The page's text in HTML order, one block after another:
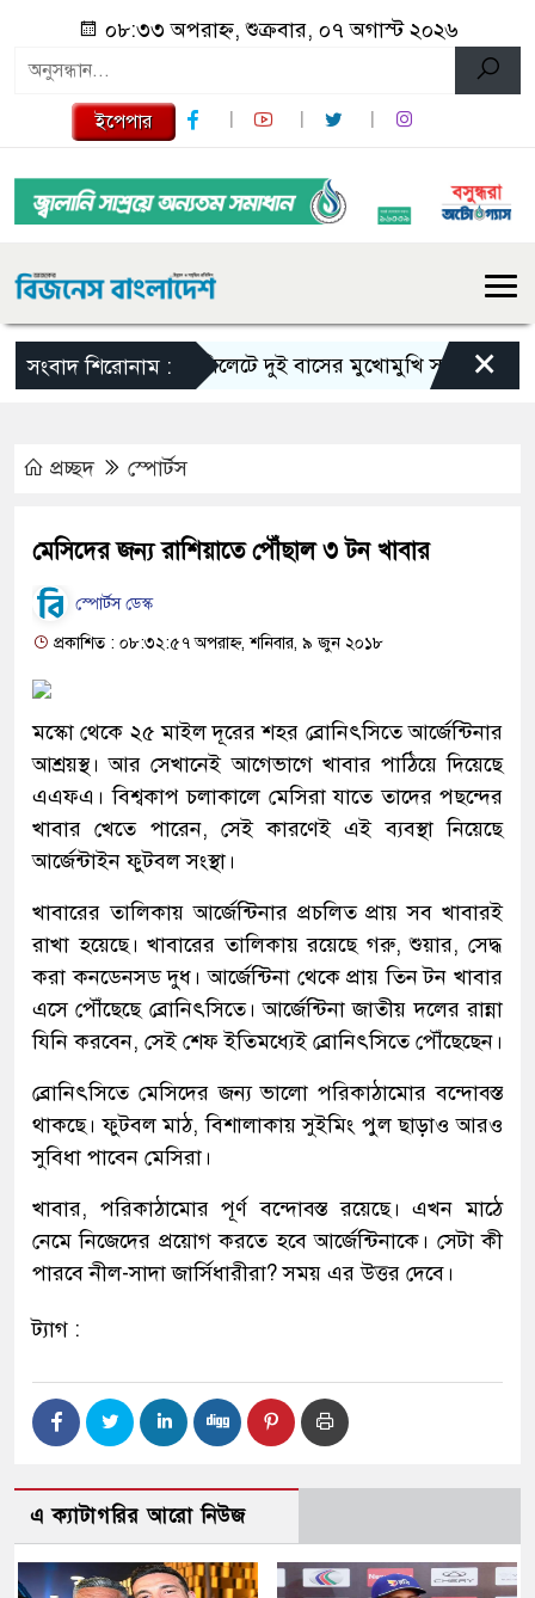
০৮:৩৩ অপরাহ্ন, শুক্রবার, ০৭ অগাস্ট ২০২৬
ইপেপার
সংবাদ শিরোনাম :সিলেটে দুই বাসের মুখোমুখি সংঘর্ষে নিহত
×
প্রচ্ছদ স্পোর্টস
মেসিদের জন্য রাশিয়াতে পৌঁছাল ৩ টন খাবার
স্পোর্টস ডেস্ক
প্রকাশিত : ০৮:৩২:৫৭ অপরাহ্ন, শনিবার, ৯ জুন ২০১৮
মস্কো থেকে ২৫ মাইল দূরের শহর ব্রোনিৎসিতে আর্জেন্টিনার
আশ্রয়স্থ। আর সেখানেই আগেভাগে খাবার পাঠিয়ে দিয়েছে
এএফএ। বিশ্বকাপ চলাকালে মেসিরা যাতে তাদের পছন্দের
খাবার খেতে পারেন, সেই কারণেই এই ব্যবস্থা নিয়েছে
আর্জেন্টাইন ফুটবল সংস্থা।
খাবারের তালিকায় আর্জেন্টিনার প্রচলিত প্রায় সব খাবারই
রাখা হয়েছে। খাবারের তালিকায় রয়েছে গরু, শুয়ার, সেদ্ধ
করা কনডেনসড দুধ। আর্জেন্টিনা থেকে প্রায় তিন টন খাবার
এসে পৌঁছেছে ব্রোনিৎসিতে। আর্জেন্টিনা জাতীয় দলের রান্না
যিনি করবেন, সেই শেফ ইতিমধ্যেই ব্রোনিৎসিতে পৌঁছেছেন।
ব্রোনিৎসিতে মেসিদের জন্য ভালো পরিকাঠামোর বন্দোবস্ত
থাকছে। ফুটবল মাঠ, বিশালাকায় সুইমিং পুল ছাড়াও আরও
সুবিধা পাবেন মেসিরা।
খাবার, পরিকাঠামোর পূর্ণ বন্দোবস্ত রয়েছে। এখন মাঠে
নেমে নিজেদের প্রয়োগ করতে হবে আর্জেন্টিনাকে। সেটা কী
পারবে নীল-সাদা জার্সিধারীরা? সময় এর উত্তর দেবে।
ট্যাগ :
এ ক্যাটাগরির আরো নিউজ